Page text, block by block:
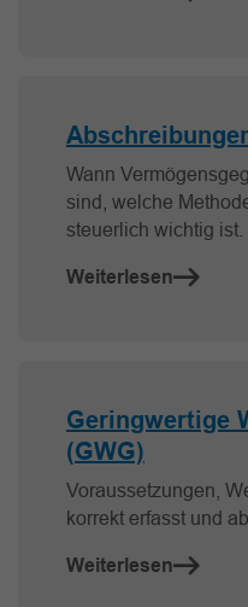
Wann
sind, welche
steuerlich wichtig ist.
Weiterlesen
Geringwertige
(GWG)
Voraussetzungen,
korrekt erfasst und
Weiterlesen